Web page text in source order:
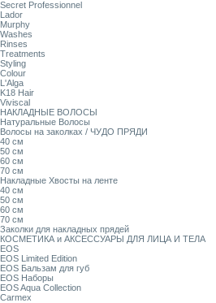
Secret Professionnel
Lador
Murphy
Washes
Rinses
Treatments
Styling
Colour
L'Alga
K18 Hair
Viviscal
НАКЛАДНЫЕ ВОЛОСЫ
Натуральные Волосы
Волосы на заколках / ЧУДО ПРЯДИ
40 см
50 см
60 см
70 см
Накладные Хвосты на ленте
40 см
50 см
60 см
70 см
Заколки для накладных прядей
КОСМЕТИКА и АКСЕССУАРЫ ДЛЯ ЛИЦА И ТЕЛА
EOS
EOS Limited Edition
EOS Бальзам для губ
EOS Наборы
EOS Aqua Collection
Carmex